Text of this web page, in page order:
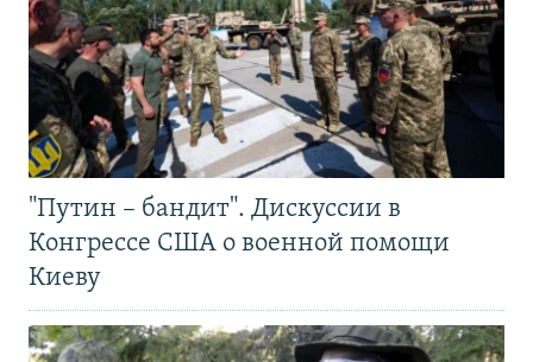
"Путин – бандит". Дискуссии в
Конгрессе США о военной помощи
Киеву